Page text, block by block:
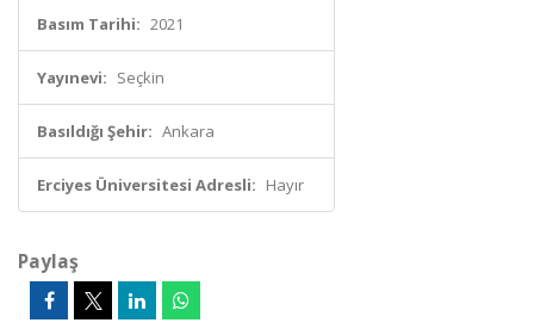
Basım Tarihi: 2021
Yayınevi: Seçkin
Basıldığı Şehir: Ankara
Erciyes Üniversitesi Adresli: Hayır
Paylaş